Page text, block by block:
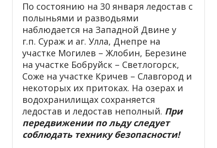
По состоянию на 30 января ледостав с
полыньями и разводьями
наблюдается на Западной Двине у
г.п. Сураж и аг. Улла, Днепре на
участке Могилев – Жлобин, Березине
на участке Бобруйск – Светлогорск,
Соже на участке Кричев – Славгород и
некоторых их притоках. На озерах и
водохранилищах сохраняется
ледостав и ледостав неполный. При
передвижении по льду следует
соблюдать технику безопасности!